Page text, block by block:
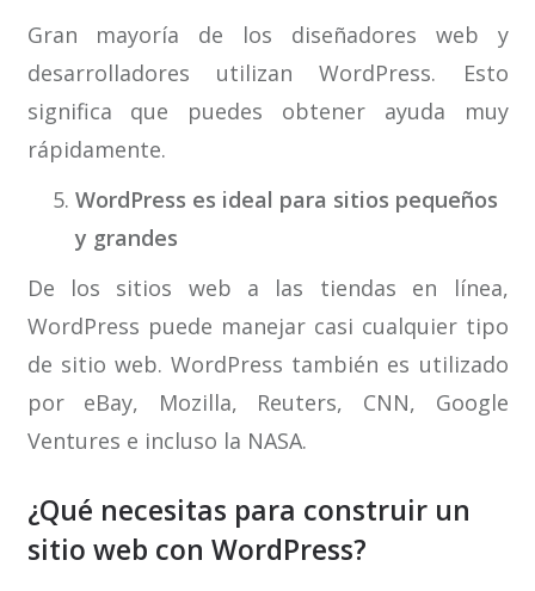
Gran mayoría de los diseñadores web y
desarrolladores utilizan WordPress. Esto
significa que puedes obtener ayuda muy
rápidamente.
WordPress es ideal para sitios pequeños
y grandes
De los sitios web a las tiendas en línea,
WordPress puede manejar casi cualquier tipo
de sitio web. WordPress también es utilizado
por eBay, Mozilla, Reuters, CNN, Google
Ventures e incluso la NASA.
¿Qué necesitas para construir un
sitio web con WordPress?